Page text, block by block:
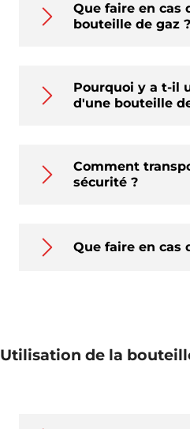
Que faire en cas
bouteille de gaz ?
Pourquoi y a t-il
d'une bouteille
Comment
sécurité ?
Que faire en cas
Utilisation de la